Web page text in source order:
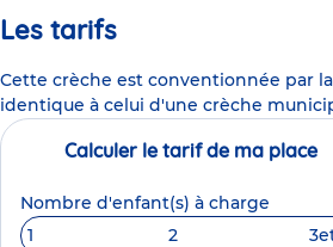
Les tarifs
Cette crèche est conventionnée par la
identique à celui d'une crèche
Calculer le tarif de ma place
Nombre d'enfant(s) à charge
1
2 3